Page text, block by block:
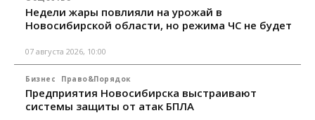
Недели жары повлияли на урожай в
Новосибирской области, но режима ЧС не будет
07 августа 2026, 10:00
Бизнес Право&Порядок
Предприятия Новосибирска выстраивают
системы защиты от атак БПЛА